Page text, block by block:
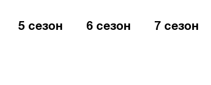
5 сезон 6 сезон 7 сезон